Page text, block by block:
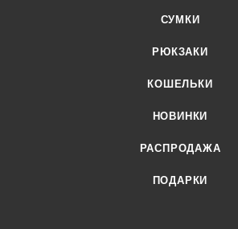
СУМКИ
РЮКЗАКИ
КОШЕЛЬКИ
НОВИНКИ
РАСПРОДАЖА
ПОДАРКИ